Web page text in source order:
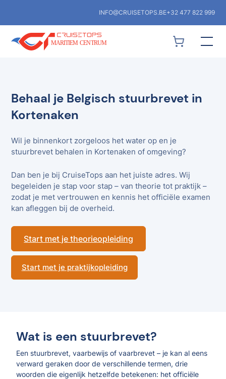
INFO@CRUISETOPS.BE+32 477 822 999
Behaal je Belgisch stuurbrevet in
Kortenaken
Wil je binnenkort zorgeloos het water op en je
stuurbrevet behalen in Kortenaken of omgeving?
Dan ben je bij CruiseTops aan het juiste adres. Wij
begeleiden je stap voor stap – van theorie tot praktijk –
zodat je met vertrouwen en kennis het officiële examen
kan afleggen bij de overheid.
Start met je theorieopleiding
Start met je praktijkopleiding
Wat is een stuurbrevet?
Een stuurbrevet, vaarbewijs of vaarbrevet – je kan al eens
verward geraken door de verschillende termen, drie
woorden die eigenlijk hetzelfde betekenen: het officiële